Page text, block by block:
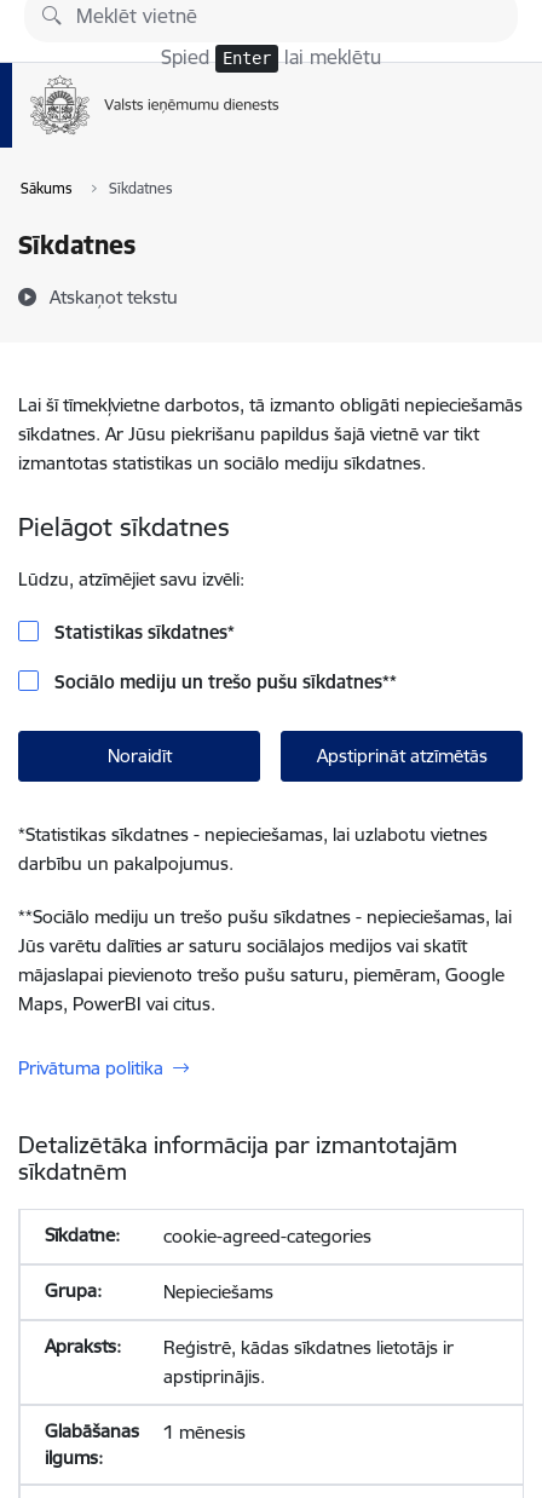
Pāriet uz lapas saturu
Spied Enter lai meklētu
Sākums Sīkdatnes
Sīkdatnes
Atskaņot tekstu
Lai šī tīmekļvietne darbotos, tā izmanto obligāti nepieciešamās
sīkdatnes. Ar Jūsu piekrišanu papildus šajā vietnē var tikt
izmantotas statistikas un sociālo mediju sīkdatnes.
Pielāgot sīkdatnes
Lūdzu, atzīmējiet savu izvēli:
Statistikas sīkdatnes*
Sociālo mediju un trešo pušu sīkdatnes**
Noraidīt Apstiprināt atzīmētās
*Statistikas sīkdatnes - nepieciešamas, lai uzlabotu vietnes
darbību un pakalpojumus.
**Sociālo mediju un trešo pušu sīkdatnes - nepieciešamas, lai
Jūs varētu dalīties ar saturu sociālajos medijos vai skatīt
mājaslapai pievienoto trešo pušu saturu, piemēram, Google
Maps, PowerBI vai citus.
Privātuma politika
Detalizētāka informācija par izmantotajām
sīkdatnēm
cookie-agreed-categories
Nepieciešams
Reģistrē, kādas sīkdatnes lietotājs ir
apstiprinājis.
1 mēnesis